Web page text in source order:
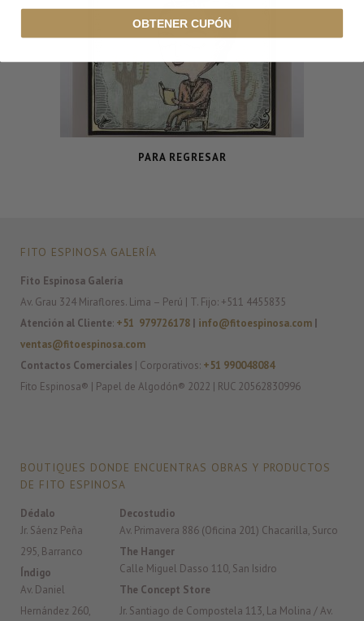
PARA REGRESAR
FITO ESPINOSA GALERÍA
Fito Espinosa Galería
Av. Grau 324 Miraflores. Lima – Perú | T. Fijo: +511 4455835
Atención al Cliente: +51 979726178 | info@fitoespinosa.com |
ventas@fitoespinosa.com
Contactos Comerciales | Corporativos: +51 990048084
Fito Espinosa® | Papel de Algodón® 2022 | RUC 20562830996
BOUTIQUES DONDE ENCUENTRAS OBRAS Y PRODUCTOS
DE FITO ESPINOSA
Dédalo
Jr. Sáenz Peña
295, Barranco
Índigo
Av. Daniel
Hernández 260,
Decostudio
Av. Primavera 886 (Oficina 201) Chacarilla, Surco
The Hanger
Calle Miguel Dasso 110, San Isidro
The Concept Store
Jr. Santiago de Compostela 113, La Molina / Av.
OBTENER CUPÓN